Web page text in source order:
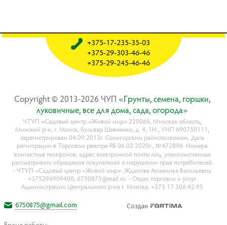
Copyright © 2013-2026 ЧУП «Гpyнты, ceмeнa, гopшки,
лyкoвичныe, вce для дoмa, caдa, oгopoдa»
ЧТУП «Садовый центр «Живой мир» 220068, Минская область,
Минский р-н, г. Минск, бульвар Шевченко, д. 4, 1Н., УНП 690750111,
зарегистрирован 04.09.2012г. Солигорским райисполкомом. Дата
регистрации в Торговом реестре РБ 06.02.2020г., №472896. Номера
контактных телефонов, адрес электронной почты лиц, уполномоченных
рассматривать обращения покупателей о нарушении прав потребителей:
- ЧТУП «Садовый центр «Живой мир»: Жданова Анжелика Васильевна
+375296909400, 6750875@mail.ru. - Отдел торговли и услуг
Администрации Центрального р-на г. Минска: +375 17 306 42 95
+375-17-235-35-03
+375-29-303-46-46
+375-29-245-46-46
6750875@gmail.com Создан